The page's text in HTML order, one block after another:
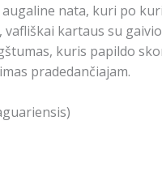
nata, kuri po
kartaus su
kuris papildo
pradedančiajam.